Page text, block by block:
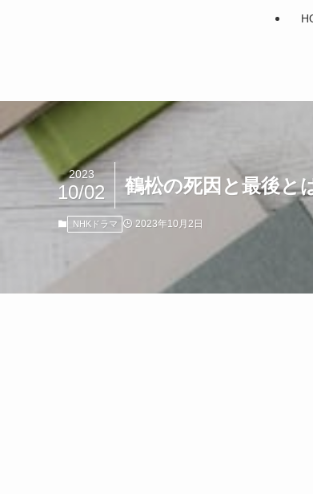
鶴松の死因と最後と
2023
10/02
NHKドラマ 2023年10月2日